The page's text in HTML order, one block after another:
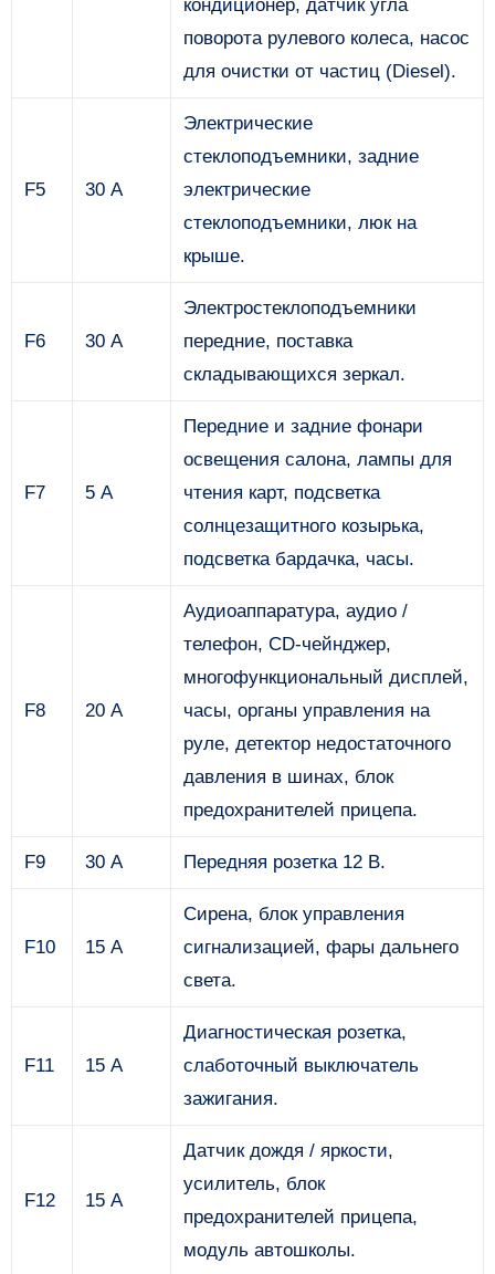
кондиционер, датчик угла
поворота рулевого колеса, насос
для очистки от частиц (Diesel).
F5 30 А
Электрические
стеклоподъемники, задние
электрические
стеклоподъемники, люк на
крыше.
F6 30 А
Электростеклоподъемники
передние, поставка
складывающихся зеркал.
F7 5 А
Передние и задние фонари
освещения салона, лампы для
чтения карт, подсветка
солнцезащитного козырька,
подсветка бардачка, часы.
F8 20 А
Аудиоаппаратура, аудио /
телефон, CD-чейнджер,
многофункциональный дисплей,
часы, органы управления на
руле, детектор недостаточного
давления в шинах, блок
предохранителей прицепа.
F9 30 А Передняя розетка 12 В.
F10 15 А
Сирена, блок управления
сигнализацией, фары дальнего
света.
F11 15 А
Диагностическая розетка,
слаботочный выключатель
зажигания.
F12 15 А
Датчик дождя / яркости,
усилитель, блок
предохранителей прицепа,
модуль автошколы.